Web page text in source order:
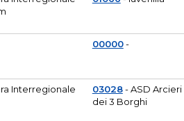
00000-
Interregionale 03028- ASD Arcieri
dei 3 Borghi